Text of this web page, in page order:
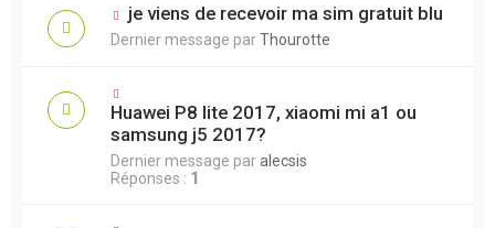
je viens de recevoir ma sim gratuit blu
Dernier message parThourotte
Huawei P8 lite 2017, xiaomi mi a1 ou
samsung j5 2017?
Dernier message paralecsis
Réponses : 1